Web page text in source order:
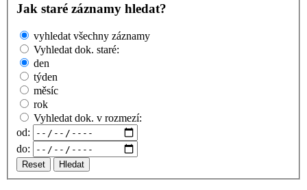
Jak staré záznamy hledat?
vyhledat všechny záznamy
Vyhledat dok. staré:
den
týden
měsíc
rok
Vyhledat dok. v rozmezí:
od:
do:
Reset Hledat